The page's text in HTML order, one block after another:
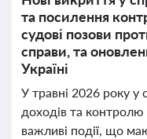
та посилення
судові позови
справи, та
Україні
У травні 2026 року у
доходів та контролю
важливі події, що